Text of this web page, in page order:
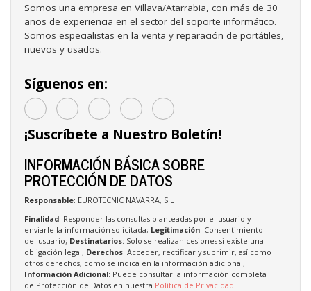
Somos una empresa en Villava/Atarrabia, con más de 30
años de experiencia en el sector del soporte informático.
Somos especialistas en la venta y reparación de portátiles,
nuevos y usados.
Síguenos en:
¡Suscríbete a Nuestro Boletín!
INFORMACIÓN BÁSICA SOBRE
PROTECCIÓN DE DATOS
Responsable: EUROTECNIC NAVARRA, S.L
Finalidad: Responder las consultas planteadas por el usuario y
enviarle la información solicitada; Legitimación: Consentimiento
del usuario; Destinatarios: Solo se realizan cesiones si existe una
obligación legal; Derechos: Acceder, rectificar y suprimir, así como
otros derechos, como se indica en la información adicional;
Información Adicional: Puede consultar la información completa
de Protección de Datos en nuestra Política de Privacidad